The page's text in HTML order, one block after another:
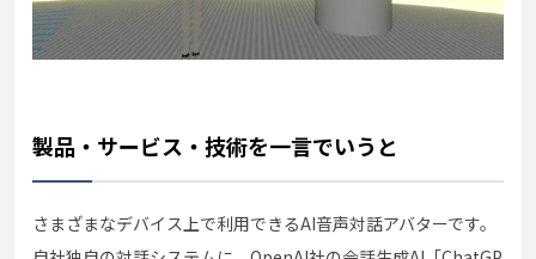
製品・サービス・技術を一言でいうと
さまざまなデバイス上で利用できるAI音声対話アバターです。